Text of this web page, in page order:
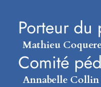
Porteur du
Mathieu
Comité
Annabelle Collin